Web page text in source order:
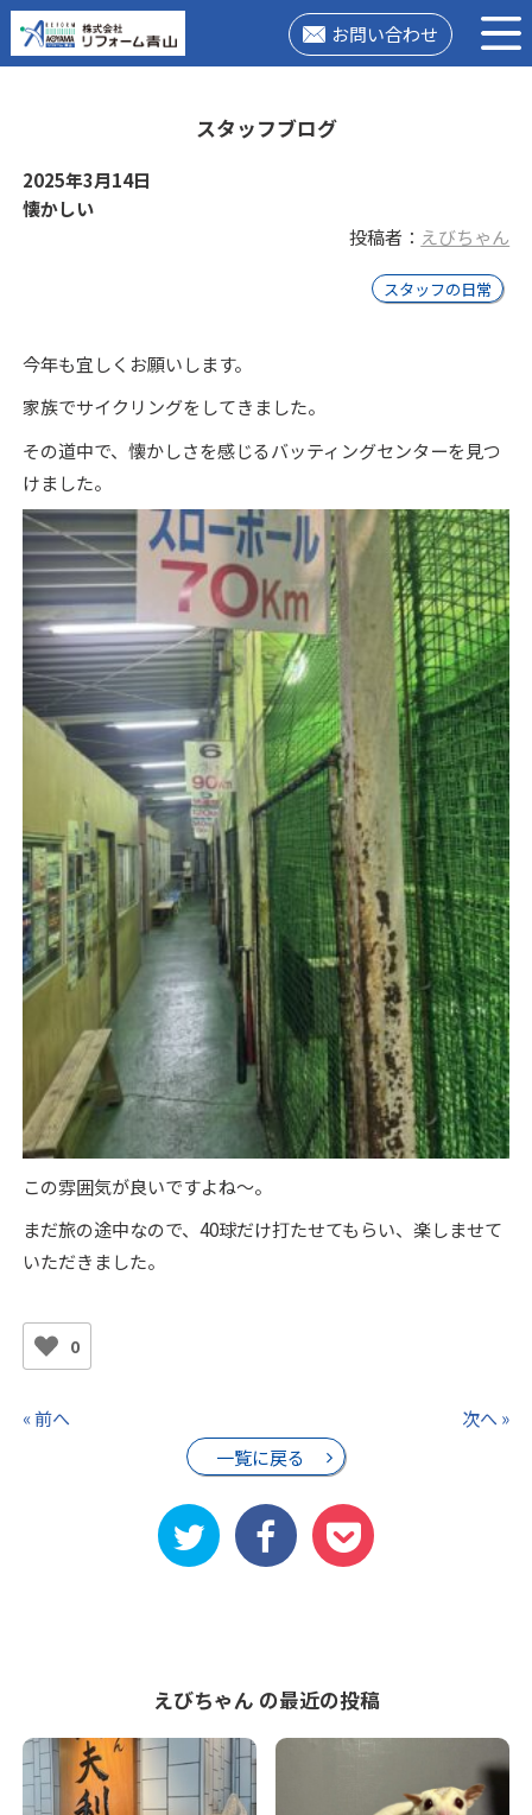
お問い合わせ
スタッフブログ
2025年3月14日
懐かしい
投稿者： えびちゃん
スタッフの日常
今年も宜しくお願いします。
家族でサイクリングをしてきました。
その道中で、 懐かしさを感じるバッティングセンターを見つ
けました。
この雰囲気が良いですよね〜。
まだ旅の途中なので、40球だけ打たせてもらい、 楽しませて
いただきました。
0
« 前へ
一覧に戻る
次へ »
えびちゃん の最近の投稿